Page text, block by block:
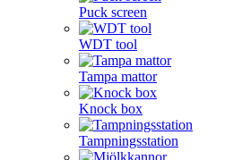
Puck screen
WDT tool
Tampa mattor
Knock box
Tampningsstation